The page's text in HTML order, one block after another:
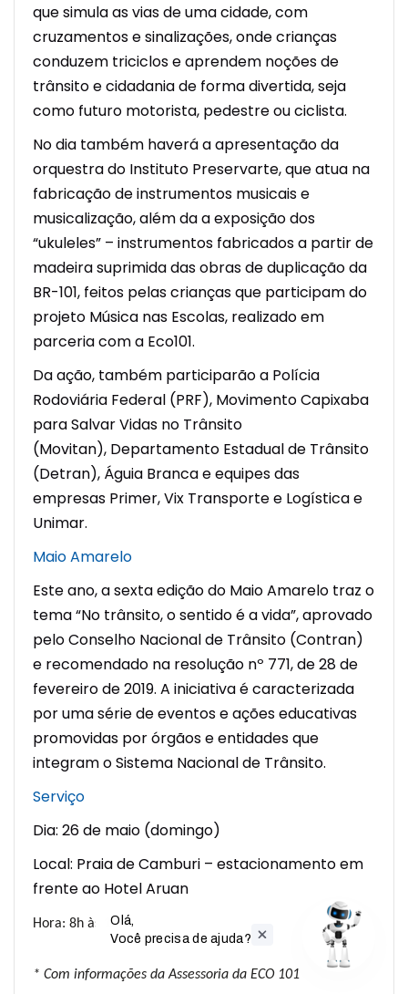
que simula as vias de uma cidade, com
cruzamentos e sinalizações, onde crianças
conduzem triciclos e aprendem noções de
trânsito e cidadania de forma divertida, seja
como futuro motorista, pedestre ou ciclista.
No dia também haverá a apresentação da
orquestra do Instituto Preservarte, que atua na
fabricação de instrumentos musicais e
musicalização, além da a exposição dos
“ukuleles” – instrumentos fabricados a partir de
madeira suprimida das obras de duplicação da
BR-101, feitos pelas crianças que participam do
projeto Música nas Escolas, realizado em
parceria com a Eco101.
Da ação, também participarão a Polícia
Rodoviária Federal (PRF), Movimento Capixaba
para Salvar Vidas no Trânsito
(Movitan), Departamento Estadual de Trânsito
(Detran), Águia Branca e equipes das
empresas Primer, Vix Transporte e Logística e
Unimar.
Maio Amarelo
Este ano, a sexta edição do Maio Amarelo traz o
tema “No trânsito, o sentido é a vida”, aprovado
pelo Conselho Nacional de Trânsito (Contran)
e recomendado na resolução nº 771, de 28 de
fevereiro de 2019. A iniciativa é caracterizada
por uma série de eventos e ações educativas
promovidas por órgãos e entidades que
integram o Sistema Nacional de Trânsito.
Serviço
Dia: 26 de maio (domingo)
Local: Praia de Camburi – estacionamento em
frente ao Hotel Aruan
Hora: 8h às 12h
* Com informações da Assessoria da ECO 101
Olá,
Você precisa de ajuda?